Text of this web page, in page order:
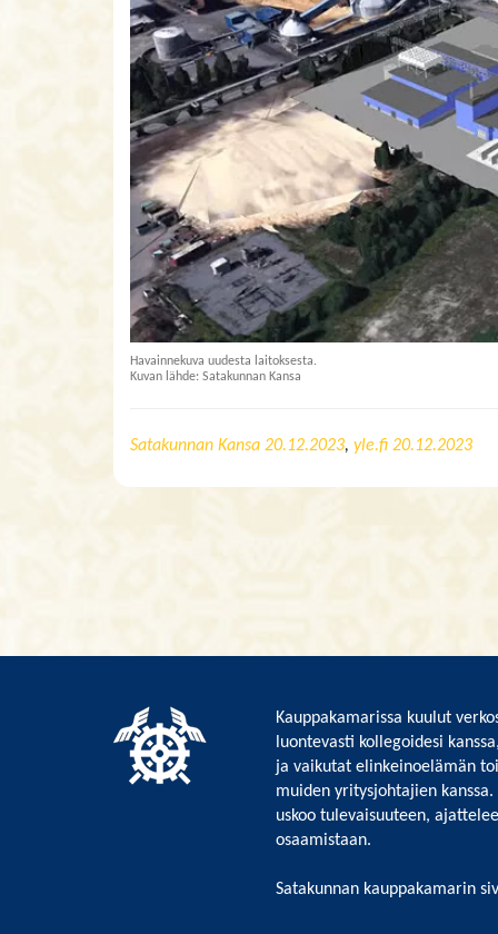
Havainnekuva uudesta laitoksesta.
​​​​​​​Kuvan lähde: Satakunnan Kansa
Satakunnan Kansa 20.12.2023, yle.fi 20.12.2023
Kauppakamarissa kuulut
luontevasti kollegoidesi
ja vaikutat elinkeinoelämän
muiden yritysjohtajien
uskoo tulevaisuuteen,
osaamistaan.
Satakunnan kauppakamarin